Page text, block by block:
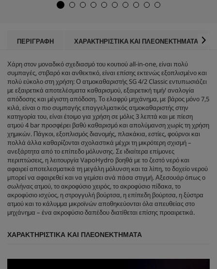
e
α
2
κ
ρ
ι
τ
ι
κ
έ
ς
ΠΕΡΙΓΡΑΦΉ ΧΑΡΑΚΤΗΡΙΣΤΙΚΆ ΚΑΙ ΠΛΕΟΝΕΚΤΉΜΑΤΑ
Χάρη στον μοναδικό σχεδιασμό του κουτιού all-in-one, είναι πολύ
συμπαγές, στιβαρό και ανθεκτικό, είναι επίσης εκτενώς εξοπλισμένο και
πολύ εύκολο στη χρήση: Ο ατμοκαθαριστής SG 4/2 Classic εντυπωσιάζει
με εξαιρετικά αποτελέσματα καθαρισμού, εξαιρετική τιμή/ αναλογία
απόδοσης και μέγιστη απόδοση. Το ελαφρύ μηχάνημα, με βάρος μόνο 7,5
κιλά, είναι ο πιο συμπαγής επαγγελματικός ατμοκαθαριστής στην
κατηγορία του, είναι έτοιμο για χρήση σε μόλις 3 λεπτά και με πίεση
ατμού 4 bar προσφέρει βαθύ καθαρισμό και απολύμανση χωρίς τη χρήση
χημικών. Πάγκοι, εξοπλισμός διανομής, πλακάκια, εστίες, φούρνοι και
πολλά άλλα καθαρίζονται σχολαστικά μέχρι τη μικρότερη σχισμή –
ανεξάρτητα από το επίπεδο μόλυνσης. Σε ιδιαίτερα επίμονες
περιπτώσεις, η λειτουργία VapoHydro βοηθά με το ζεστό νερό και
αφαιρεί αποτελεσματικά τη μεγάλη μόλυνση και τα λίπη, το δοχείο νερού
μπορεί να αφαιρεθεί και να γεμίσει ανά πάσα στιγμή. Αξεσουάρ όπως ο
σωλήνας ατμού, το ακροφύσιο χειρός, το ακροφύσιο πίδακα, το
ακροφύσιο ισχύος, η στρογγυλή βούρτσα, η επίπεδη βούρτσα, η ξύστρα
ατμού και το κάλυμμα μικροϊνών αποθηκεύονται όλα απευθείας στο
μηχάνημα – ένα ακροφύσιο δαπέδου διατίθεται επίσης προαιρετικά.
ΧΑΡΑΚΤΗΡΙΣΤΙΚΆ ΚΑΙ ΠΛΕΟΝΕΚΤΉΜΑΤΑ